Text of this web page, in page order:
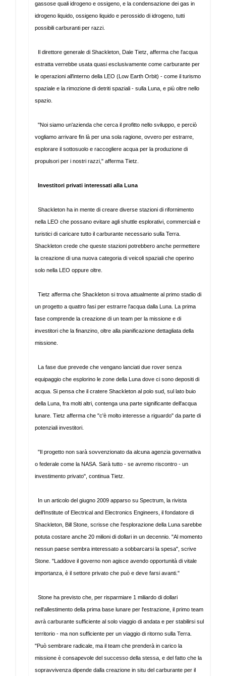
gassose quali idrogeno e ossigeno, e la condensazione dei gas in
idrogeno liquido, ossigeno liquido e perossido di idrogeno, tutti
possibili carburanti per razzi.
Il direttore generale di Shackleton, Dale Tietz, afferma che l'acqua
estratta verrebbe usata quasi esclusivamente come carburante per
le operazioni all'interno della LEO (Low Earth Orbit) - come il turismo
spaziale e la rimozione di detriti spaziali - sulla Luna, e più oltre nello
spazio.
"Noi siamo un'azienda che cerca il profitto nello sviluppo, e perciò
vogliamo arrivare fin là per una sola ragione, ovvero per estrarre,
esplorare il sottosuolo e raccogliere acqua per la produzione di
propulsori per i nostri razzi," afferma Tietz.
Investitori privati interessati alla Luna
Shackleton ha in mente di creare diverse stazioni di rifornimento
nella LEO che possano evitare agli shuttle esplorativi, commerciali e
turistici di caricare tutto il carburante necessario sulla Terra.
Shackleton crede che queste stazioni potrebbero anche permettere
la creazione di una nuova categoria di veicoli spaziali che operino
solo nella LEO oppure oltre.
Tietz afferma che Shackleton si trova attualmente al primo stadio di
un progetto a quattro fasi per estrarre l'acqua dalla Luna. La prima
fase comprende la creazione di un team per la missione e di
investitori che la finanzino, oltre alla pianificazione dettagliata della
missione.
La fase due prevede che vengano lanciati due rover senza
equipaggio che esplorino le zone della Luna dove ci sono depositi di
acqua. Si pensa che il cratere Shackleton al polo sud, sul lato buio
della Luna, fra molti altri, contenga una parte significante dell'acqua
lunare. Tietz afferma che "c'è molto interesse a riguardo" da parte di
potenziali investitori.
"Il progetto non sarà sovvenzionato da alcuna agenzia governativa
o federale come la NASA. Sarà tutto - se avremo riscontro - un
investimento privato", continua Tietz.
In un articolo del giugno 2009 apparso su Spectrum, la rivista
dell'Institute of Electrical and Electronics Engineers, il fondatore di
Shackleton, Bill Stone, scrisse che l'esplorazione della Luna sarebbe
potuta costare anche 20 milioni di dollari in un decennio. "Al momento
nessun paese sembra interessato a sobbarcarsi la spesa", scrive
Stone. "Laddove il governo non agisce avendo opportunità di vitale
importanza, è il settore privato che può e deve farsi avanti."
Stone ha previsto che, per risparmiare 1 miliardo di dollari
nell'allestimento della prima base lunare per l'estrazione, il primo team
avrà carburante sufficiente al solo viaggio di andata e per stabilirsi sul
territorio - ma non sufficiente per un viaggio di ritorno sulla Terra.
"Può sembrare radicale, ma il team che prenderà in carico la
missione è consapevole del successo della stessa, e del fatto che la
sopravvivenza dipende dalla creazione in situ del carburante per il